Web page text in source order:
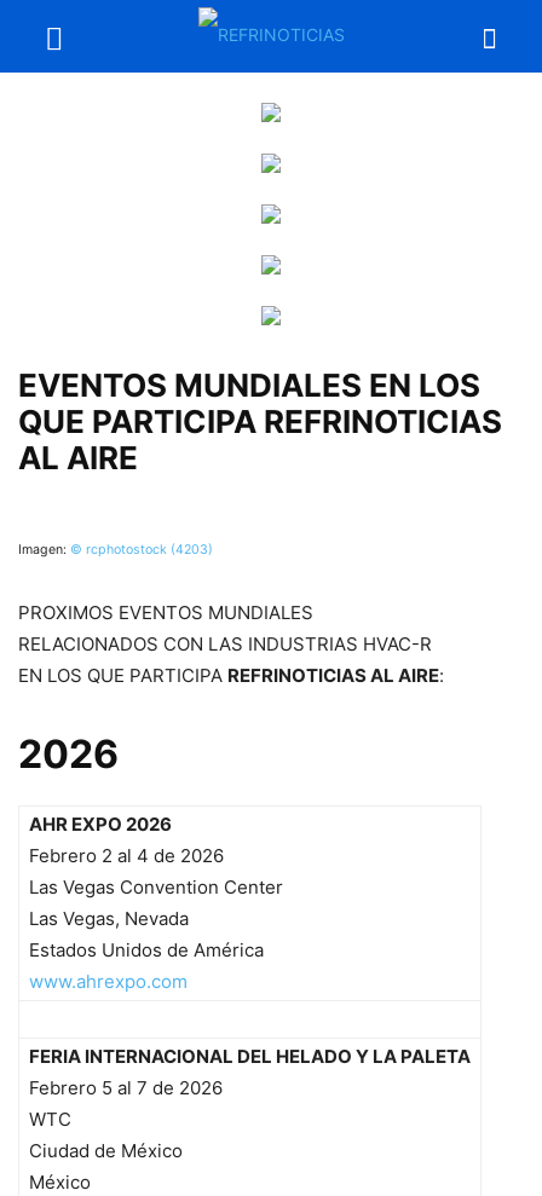
EVENTOS MUNDIALES EN LOS
QUE PARTICIPA REFRINOTICIAS
AL AIRE
Imagen: © rcphotostock (4203)
PROXIMOS EVENTOS MUNDIALES
RELACIONADOS CON LAS INDUSTRIAS HVAC-R
EN LOS QUE PARTICIPA REFRINOTICIAS AL AIRE:
2026
AHR EXPO 2026
Febrero 2 al 4 de 2026
Las Vegas Convention Center
Las Vegas, Nevada
Estados Unidos de América
www.ahrexpo.com
FERIA INTERNACIONAL DEL HELADO Y LA PALETA
Febrero 5 al 7 de 2026
WTC
Ciudad de México
México